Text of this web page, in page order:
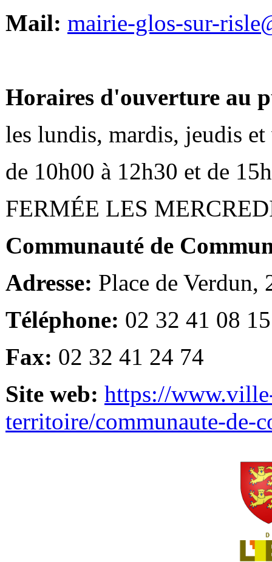
Mail: mairie-glos-sur-
Horaires d'ouverture au
les lundis, mardis, jeudis et
de 10h00 à 12h30 et de
FERMÉE LES
Communauté de
Adresse: Place de Verdun,
Téléphone: 02 32 41 08 15
Fax: 02 32 41 24 74
Site web: https://
territoire/communaute-de-